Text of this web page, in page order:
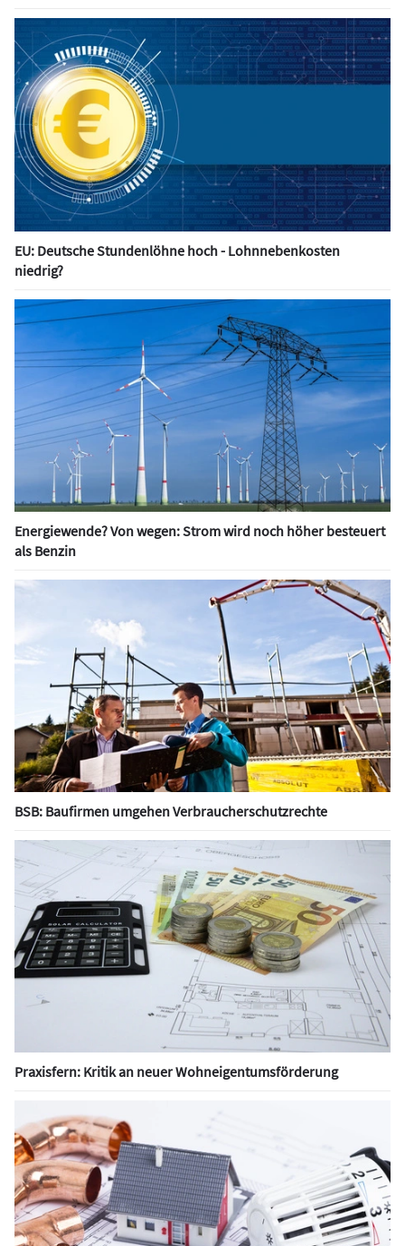
EU: Deutsche Stundenlöhne hoch - Lohnnebenkosten
niedrig?
Energiewende? Von wegen: Strom wird noch höher besteuert
als Benzin
BSB: Baufirmen umgehen Verbraucherschutzrechte
Praxisfern: Kritik an neuer Wohneigentumsförderung